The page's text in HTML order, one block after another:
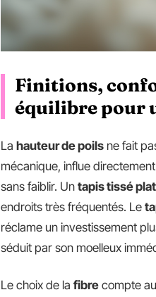
Finitions,
équilibre pour
La hauteur de poils ne fait
mécanique, influe
sans faiblir. Un tapis tissé plat
endroits très fréquentés. Le
réclame un investissement
séduit par son moelleux
Le choix de la fibre compte